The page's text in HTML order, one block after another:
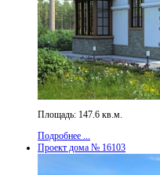
Площадь: 147.6 кв.м.
Подробнее ...
Проект дома № 16103